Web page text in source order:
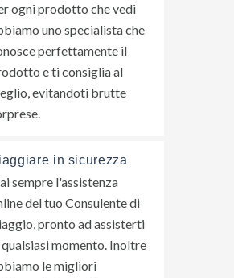
ogni prodotto che vedi
uno specialista che
perfettamente il
e ti consiglia al
evitandoti brutte
in sicurezza
sempre l'assistenza
del tuo Consulente di
pronto ad assisterti
qualsiasi momento. Inoltre
le migliori